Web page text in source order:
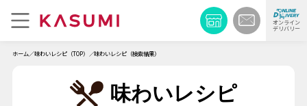
オンライン
デリバリー
ホーム 味わいレシピ（TOP） 味わいレシピ（検索結果）
味わいレシピ